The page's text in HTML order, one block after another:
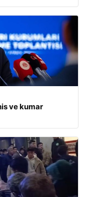
ve kumar